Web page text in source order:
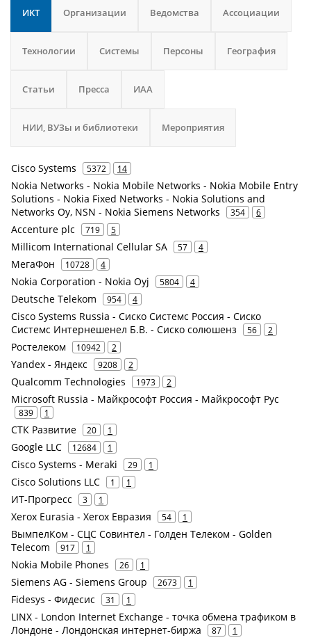
ИКТ Организации Ведомства Ассоциации
Технологии Системы Персоны География
Статьи Пресса ИАА
НИИ, ВУЗы и библиотеки Мероприятия
Cisco Systems 5372 14
Nokia Networks - Nokia Mobile Networks - Nokia Mobile Entry
Solutions - Nokia Fixed Networks - Nokia Solutions and
Networks Oy, NSN - Nokia Siemens Networks
354 6
Accenture plc 719 5
Millicom International Cellular SA 57 4
МегаФон 10728 4
Nokia Corporation - Nokia Oyj 5804 4
Deutsche Telekom 954 4
Cisco Systems Russia - Сиско Системс Россия - Сиско
Системс Интернешенел Б.В. - Сиско солюшенз
56 2
Ростелеком 10942 2
Yandex - Яндекс 9208 2
Qualcomm Technologies 1973 2
Microsoft Russia - Майкрософт Россия - Майкрософт Рус
839 1
СТК Развитие 20 1
Google LLC 12684 1
Cisco Systems - Meraki 29 1
Cisco Solutions LLC 1 1
ИТ-Прогресс 3 1
Xerox Eurasia - Xerox Евразия 54 1
ВымпелКом - СЦС Совинтел - Голден Телеком - Golden
Telecom
917 1
Nokia Mobile Phones 26 1
Siemens AG - Siemens Group 2673 1
Fidesys - Фидесис 31 1
LINX - London Internet Exchange - точка обмена трафиком в
Лондоне - Лондонская интернет-биржа
87 1